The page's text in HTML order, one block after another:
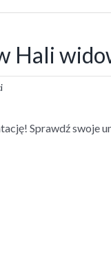
Hali
Sprawdź swoje